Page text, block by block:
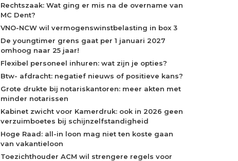
Rechtszaak: Wat ging er mis na de overname van
MC Dent?
VNO-NCW wil vermogenswinstbelasting in box 3
De youngtimer grens gaat per 1 januari 2027
omhoog naar 25 jaar!
Flexibel personeel inhuren: wat zijn je opties?
Btw- afdracht: negatief nieuws of positieve kans?
Grote drukte bij notariskantoren: meer akten met
minder notarissen
Kabinet zwicht voor Kamerdruk: ook in 2026 geen
verzuimboetes bij schijnzelfstandigheid
Hoge Raad: all-in loon mag niet ten koste gaan
van vakantieloon
Toezichthouder ACM wil strengere regels voor